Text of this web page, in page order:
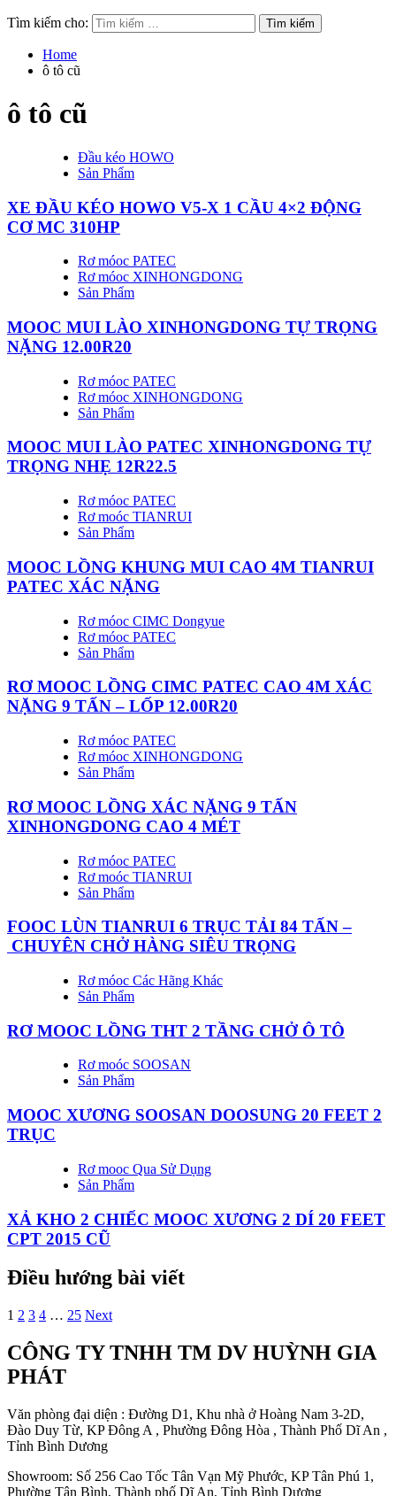
Tìm kiếm cho:
Home
ô tô cũ
ô tô cũ
Đầu kéo HOWO
Sản Phẩm
XE ĐẦU KÉO HOWO V5-X 1 CẦU 4×2 ĐỘNG
CƠ MC 310HP
Rơ móoc PATEC
Rơ móoc XINHONGDONG
Sản Phẩm
MOOC MUI LÀO XINHONGDONG TỰ TRỌNG
NẶNG 12.00R20
Rơ móoc PATEC
Rơ móoc XINHONGDONG
Sản Phẩm
MOOC MUI LÀO PATEC XINHONGDONG TỰ
TRỌNG NHẸ 12R22.5
Rơ móoc PATEC
Rơ moóc TIANRUI
Sản Phẩm
MOOC LỒNG KHUNG MUI CAO 4M TIANRUI
PATEC XÁC NẶNG
Rơ móoc CIMC Dongyue
Rơ móoc PATEC
Sản Phẩm
RƠ MOOC LỒNG CIMC PATEC CAO 4M XÁC
NẶNG 9 TẤN – LỐP 12.00R20
Rơ móoc PATEC
Rơ móoc XINHONGDONG
Sản Phẩm
RƠ MOOC LỒNG XÁC NẶNG 9 TẤN
XINHONGDONG CAO 4 MÉT
Rơ móoc PATEC
Rơ moóc TIANRUI
Sản Phẩm
FOOC LÙN TIANRUI 6 TRỤC TẢI 84 TẤN –
CHUYÊN CHỞ HÀNG SIÊU TRỌNG
Rơ móoc Các Hãng Khác
Sản Phẩm
RƠ MOOC LỒNG THT 2 TẦNG CHỞ Ô TÔ
Rơ moóc SOOSAN
Sản Phẩm
MOOC XƯƠNG SOOSAN DOOSUNG 20 FEET 2
TRỤC
Rơ mooc Qua Sử Dụng
Sản Phẩm
XẢ KHO 2 CHIẾC MOOC XƯƠNG 2 DÍ 20 FEET
CPT 2015 CŨ
Điều hướng bài viết
1 2 3 4 … 25 Next
CÔNG TY TNHH TM DV HUỲNH GIA
PHÁT
Văn phòng đại diện : Đường D1, Khu nhà ở Hoàng Nam 3-2D,
Đào Duy Từ, KP Đông A , Phường Đông Hòa , Thành Phố Dĩ An ,
Tỉnh Bình Dương
Showroom: Số 256 Cao Tốc Tân Vạn Mỹ Phước, KP Tân Phú 1,
Phường Tân Bình, Thành phố Dĩ An, Tỉnh Bình Dương